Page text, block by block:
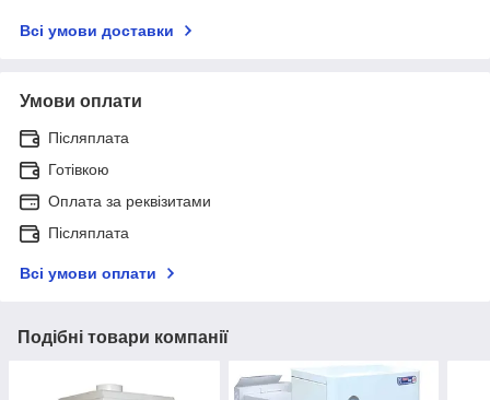
Всі умови доставки
Умови оплати
Післяплата
Готівкою
Оплата за реквізитами
Післяплата
Всі умови оплати
Подібні товари компанії